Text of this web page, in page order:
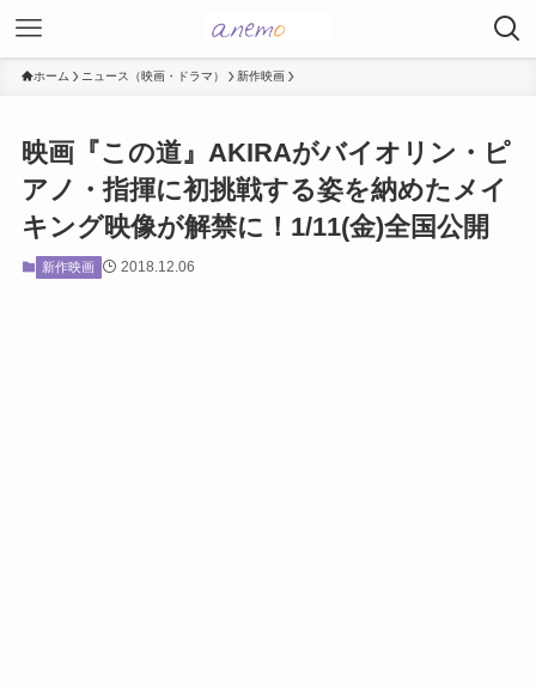
ホーム ニュース（映画・ドラマ） 新作映画
映画『この道』AKIRAがバイオリン・ピ
アノ・指揮に初挑戦する姿を納めたメイ
キング映像が解禁に！1/11(金)全国公開
新作映画 2018.12.06